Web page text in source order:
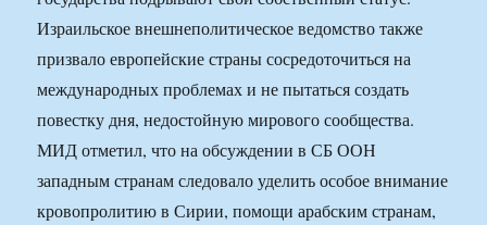
Израильское внешнеполитическое ведомство также
призвало европейские страны сосредоточиться на
международных проблемах и не пытаться создать
повестку дня, недостойную мирового сообщества.
МИД отметил, что на обсуждении в СБ ООН
западным странам следовало уделить особое внимание
кровопролитию в Сирии, помощи арабским странам,